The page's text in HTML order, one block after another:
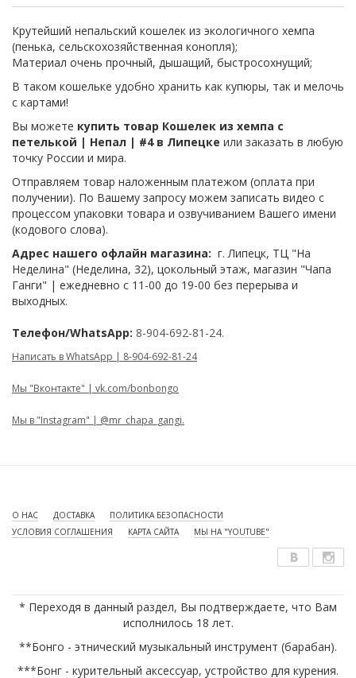
Крутейший непальский кошелек из экологичного хемпа
(пенька, сельскохозяйственная конопля);
Материал очень прочный, дышащий, быстросохнущий;
В таком кошельке удобно хранить как купюры, так и мелочь
с картами!
Вы можете купить товар Кошелек из хемпа с
петелькой | Непал | #4 в Липецке или заказать в любую
точку России и мира.
Отправляем товар наложенным платежом (оплата при
получении). По Вашему запросу можем записать видео с
процессом упаковки товара и озвучиванием Вашего имени
(кодового слова).
Адрес нашего офлайн магазина: г. Липецк, ТЦ "На
Неделина" (Неделина, 32), цокольный этаж, магазин "Чапа
Ганги" | ежедневно с 11-00 до 19-00 без перерыва и
выходных.
Телефон/WhatsApp: 8-904-692-81-24.
Написать в WhatsApp | 8-904-692-81-24
Мы "Вконтакте" | vk.com/bonbongo
Мы в "Instagram" | @mr_chapa_gangi.
О НАС ДОСТАВКА
ПОЛИТИКА БЕЗОПАСНОСТИ
УСЛОВИЯ СОГЛАШЕНИЯ
КАРТА САЙТА МЫ НА "YOUTUBE"
* Переходя в данный раздел, Вы подтверждаете, что Вам
исполнилось 18 лет.
**Бонго - этнический музыкальный инструмент (барабан).
***Бонг - курительный аксессуар, устройство для курения.